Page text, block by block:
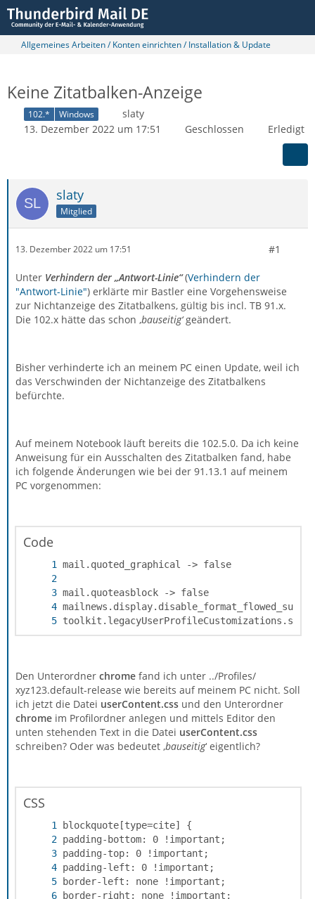
Allgemeines Arbeiten / Konten einrichten / Installation & Update
Keine Zitatbalken-Anzeige
102.* Windows
slaty
13. Dezember 2022 um 17:51
Geschlossen Erledigt
slaty
Mitglied
13. Dezember 2022 um 17:51 #1
Unter Verhindern der „Antwort-Linie“(Verhindern der
"Antwort-Linie") erklärte mir Bastler eine Vorgehensweise
zur Nichtanzeige des Zitatbalkens, gültig bis incl. TB 91.x.
Die 102.x hätte das schon ‚bauseitig‘geändert.
Bisher verhinderte ich an meinem PC einen Update, weil ich
das Verschwinden der Nichtanzeige des Zitatbalkens
befürchte.
Auf meinem Notebook läuft bereits die 102.5.0. Da ich keine
Anweisung für ein Ausschalten des Zitatbalken fand, habe
ich folgende Änderungen wie bei der 91.13.1 auf meinem
PC vorgenommen:
Code
Den Unterordner chrome fand ich unter ../Profiles/
xyz123.default-release wie bereits auf meinem PC nicht. Soll
ich jetzt die Datei userContent.css und den Unterordner
chrome im Profilordner anlegen und mittels Editor den
unten stehenden Text in die Datei userContent.css
schreiben? Oder was bedeutet ‚bauseitig‘ eigentlich?
CSS